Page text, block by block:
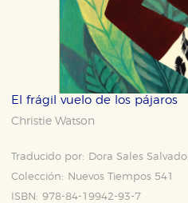
El frágil vuelo de los pájaros
Christie Watson
Traducido por:
Dora Sales
Colección:
Nuevos Tiempos 541
ISBN: 978-84-19942-93-7